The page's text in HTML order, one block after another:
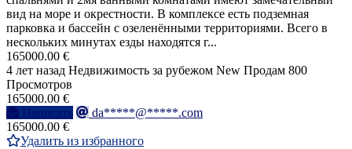
вид на море и окрестности. В комплексе есть подземная
парковка и бассейн с озеленёнными территориями. Всего в
нескольких минутах езды находятся г...
165000.00 €
4 лет назад Недвижимость за рубежом New Продам 800
Просмотров
165000.00 €
Написать
da*****@*****.com
165000.00 €
Удалить из избранного